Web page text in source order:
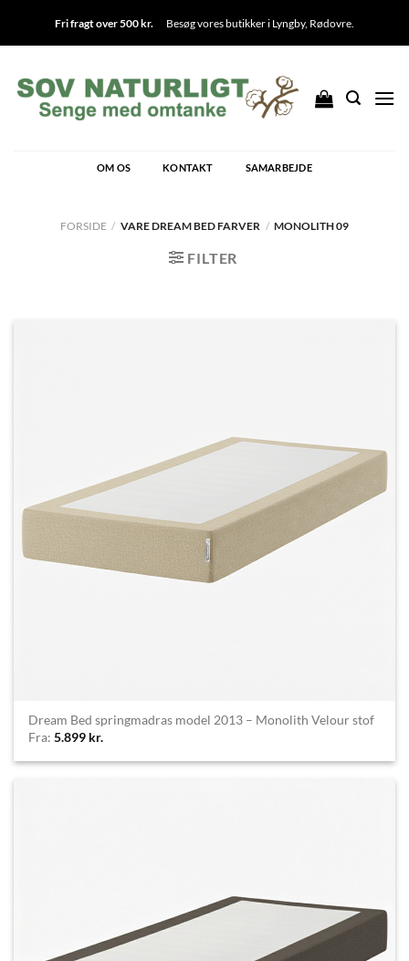
Fri fragt over 500 kr. Besøg vores butikker i Lyngby, Rødovre
OM OS KONTAKT SAMARBEJDE
FORSIDE / VARE DREAM BED FARVER / MONOLITH 09
FILTER
Dream Bed springmadras model 2013 – Monolith Velour stof
Fra:5.899 kr.